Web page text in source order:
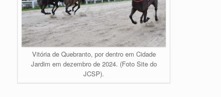
Vitória de Quebranto, por dentro em Cidade
Jardim em dezembro de 2024. (Foto Site do
JCSP).